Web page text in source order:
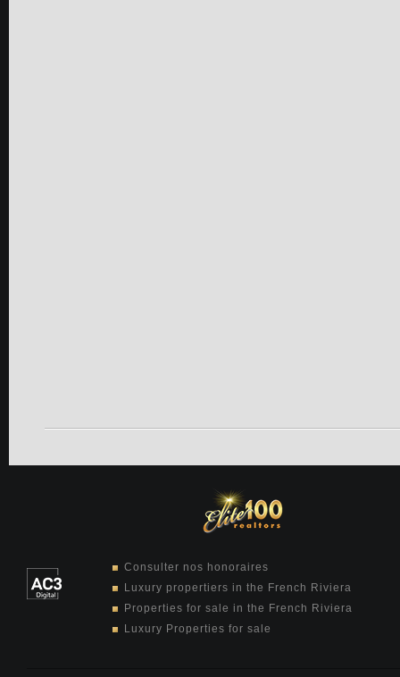
Consulter nos honoraires
Luxury propertiers in the French Riviera
Properties for sale in the French Riviera
Luxury Properties for sale